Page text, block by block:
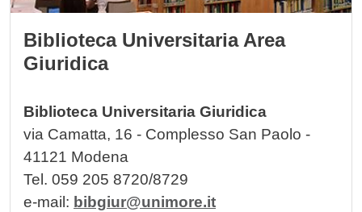
Biblioteca Universitaria Area
Giuridica
Biblioteca Universitaria Giuridica
via Camatta, 16 - Complesso San Paolo -
41121 Modena
Tel. 059 205 8720/8729
e-mail: bibgiur@unimore.it